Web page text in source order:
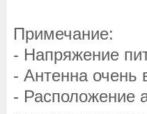
Примечание:
- Напряжение
- Антенна
- Расположение